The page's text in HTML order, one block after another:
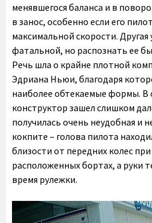
менявшегося баланса и в
в занос, особенно если его
максимальной скорости.
фатальной, но распознать ее
Речь шла о крайне плотной
Эдриана Ньюи, благодаря
наиболее обтекаемые формы. В
конструктор зашел слишком
получилась очень неудобная и
кокпите – голова пилота
близости от передних колес
расположенных бортах, а руки
время рулежки.